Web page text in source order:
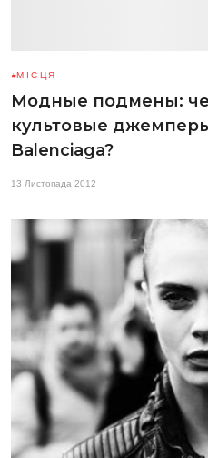
МІСЦЯ
Модные подмены:
культовые
Balenciaga?
13 Листопада 2012